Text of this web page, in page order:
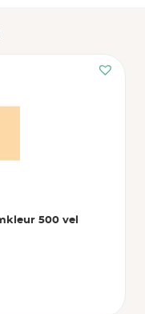
500 vel